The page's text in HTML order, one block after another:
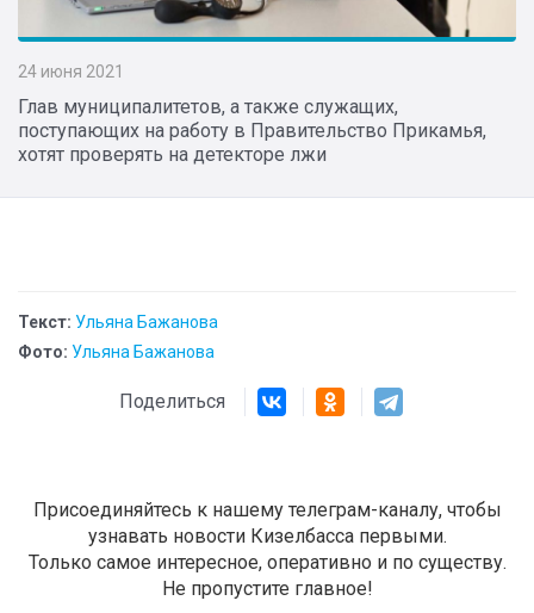
24 июня 2021
Глав муниципалитетов, а также служащих,
поступающих на работу в Правительство Прикамья,
хотят проверять на детекторе лжи
Текст: Ульяна Бажанова
Фото: Ульяна Бажанова
Поделиться
Присоединяйтесь к нашему телеграм-каналу, чтобы
узнавать новости Кизелбасса первыми.
Только самое интересное, оперативно и по существу.
Не пропустите главное!